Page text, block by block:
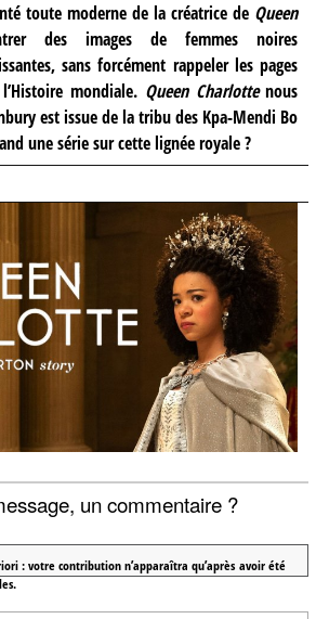
toute moderne de la créatrice de Queen
des images de femmes noires
sans forcément rappeler les pages
mondiale. Queen Charlottenous
est issue de la tribu des Kpa-Mendi Bo
une série sur cette lignée royale ?
un commentaire ?
: votre contribution n’apparaîtra qu’après avoir été